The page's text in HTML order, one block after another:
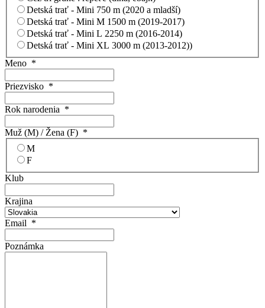
Detská trať - Mini 750 m (2020 a mladší)
Detská trať - Mini M 1500 m (2019-2017)
Detská trať - Mini L 2250 m (2016-2014)
Detská trať - Mini XL 3000 m (2013-2012))
Meno *
Priezvisko *
Rok narodenia *
Muž (M) / Žena (F) *
M
F
Klub
Krajina
Email *
Poznámka